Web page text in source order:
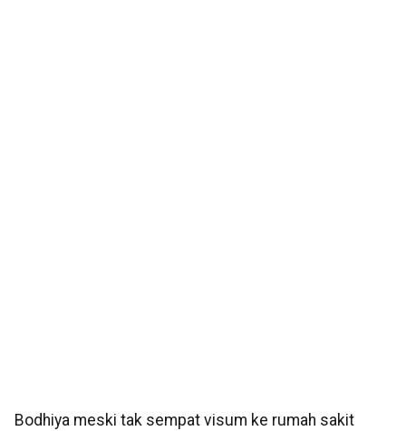
Bodhiya meski tak sempat visum ke rumah sakit